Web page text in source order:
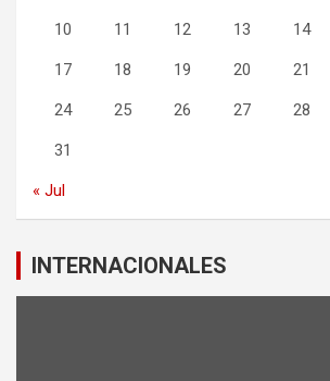
10 11 12 13 14
17 18 19 20 21
24 25 26 27 28
31
« Jul
INTERNACIONALES